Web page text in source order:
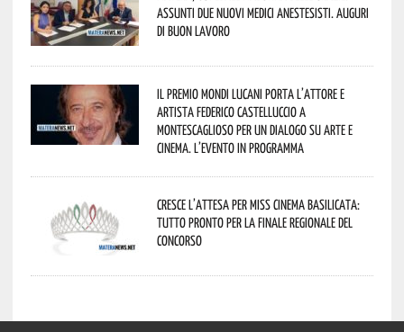
assunti due nuovi medici anestesisti. Auguri
di buon lavoro
Il Premio Mondi Lucani porta l’attore e
artista Federico Castelluccio a
Montescaglioso per un dialogo su arte e
cinema. L’evento in programma
Cresce l’attesa per Miss Cinema Basilicata:
tutto pronto per la finale regionale del
concorso